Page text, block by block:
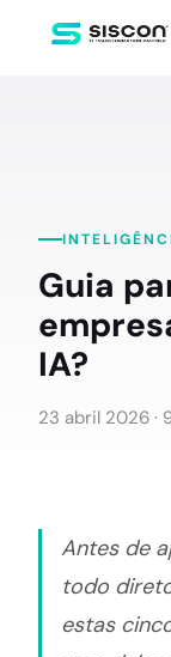
Início Blog Sua
Guia
IA?
23 abril 2026 ·
Antes de
todo
estas